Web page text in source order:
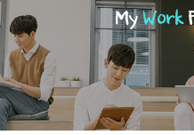
MyWork